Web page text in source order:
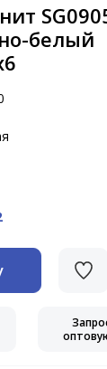
белый